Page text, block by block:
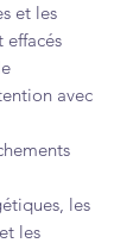
et les
effacés
avec
les
les